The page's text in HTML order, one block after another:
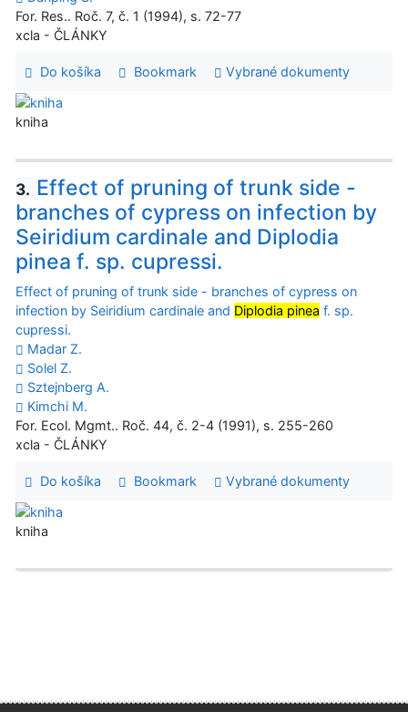
For. Res.. Roč. 7, č. 1 (1994), s. 72-77
xcla - ČLÁNKY
Do košíka Bookmark Vybrané dokumenty
kniha
3. Effect of pruning of trunk side -
branches of cypress on infection by
Seiridium cardinale and Diplodia
pinea f. sp. cupressi.
Effect of pruning of trunk side - branches of cypress on
infection by Seiridium cardinale and Diplodia pinea f. sp.
cupressi.
Madar Z.
Solel Z.
Sztejnberg A.
Kimchi M.
For. Ecol. Mgmt.. Roč. 44, č. 2-4 (1991), s. 255-260
xcla - ČLÁNKY
Do košíka Bookmark Vybrané dokumenty
kniha